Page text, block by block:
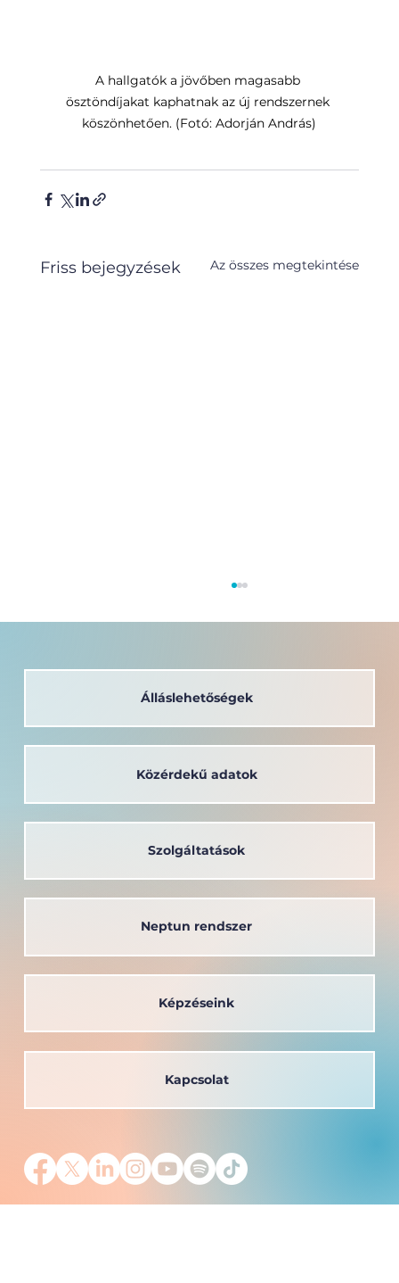
A hallgatók a jövőben magasabb
ösztöndíjakat kaphatnak az új rendszernek
köszönhetően. (Fotó: Adorján András)
Friss bejegyzések Az összes megtekintése
Álláslehetőségek
Neptun rendszer
Szolgáltatások
Kapcsolat
Közérdekű adatok
Képzéseink